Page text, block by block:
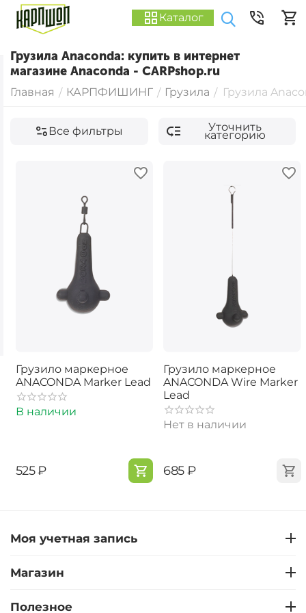
Каталог
Грузила Anaconda: купить в интернет
магазине Anaconda - CARPshop.ru
Главная / КАРПФИШИНГ / Грузила / Грузила
Все фильтры Уточнить
категорию
Грузило маркерное
ANACONDA Marker Lead
В наличии
‍525‍₽
Грузило маркерное
ANACONDA Wire Marker
Lead
Нет в наличии
‍685‍₽
Моя учетная запись
Магазин
Полезное